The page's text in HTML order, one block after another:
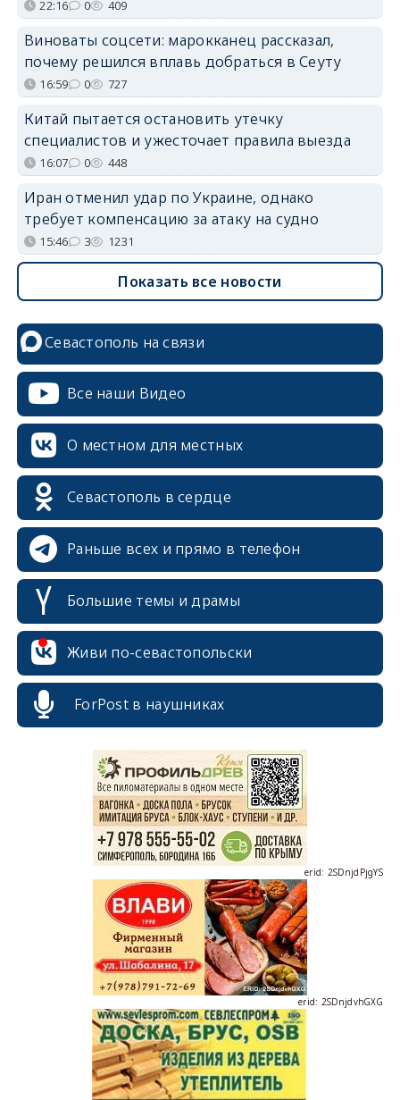
22:16 0 409
Виноваты соцсети: марокканец рассказал,
почему решился вплавь добраться в Сеуту
16:59 0 727
Китай пытается остановить утечку
специалистов и ужесточает правила выезда
16:07 0 448
Иран отменил удар по Украине, однако
требует компенсацию за атаку на судно
15:46 3 1231
Показать все новости
Севастополь на связи
Все наши Видео
О местном для местных
Севастополь в сердце
Раньше всех и прямо в телефон
Большие темы и драмы
Живи по-севастопольски
ForPost в наушниках
erid: 2SDnjdPjgYS
erid: 2SDnjdvhGXG